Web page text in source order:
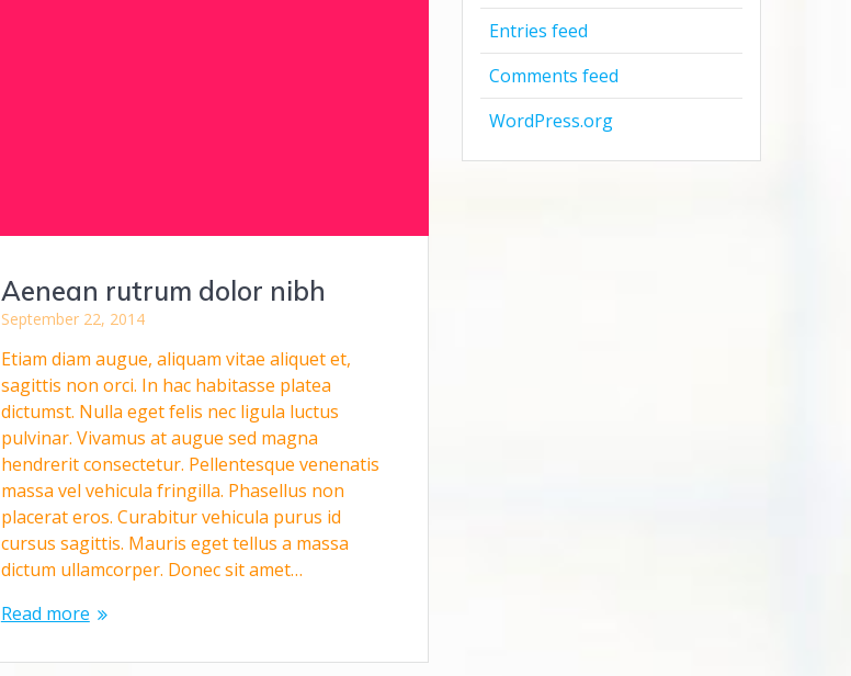
Aenean rutrum dolor nibh
September 22, 2014
Etiam diam augue, aliquam vitae aliquet et,
sagittis non orci. In hac habitasse platea
dictumst. Nulla eget felis nec ligula luctus
pulvinar. Vivamus at augue sed magna
hendrerit consectetur. Pellentesque venenatis
massa vel vehicula fringilla. Phasellus non
placerat eros. Curabitur vehicula purus id
cursus sagittis. Mauris eget tellus a massa
dictum ullamcorper. Donec sit amet…
Read more
Entries feed
Comments feed
WordPress.org